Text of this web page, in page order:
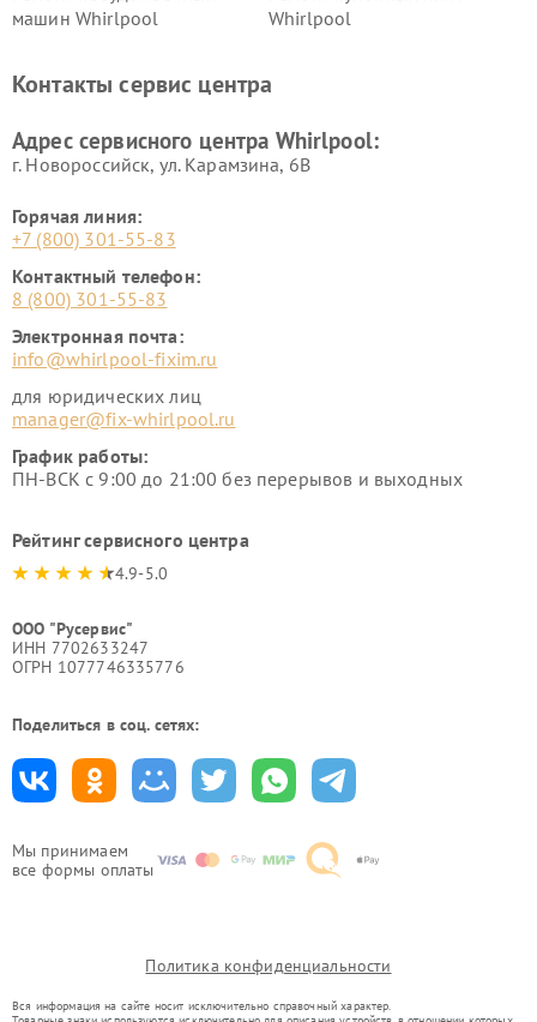
Мы принимаем
все формы оплаты
машин Whirlpool
Whirlpool
Контакты сервис центра
Адрес сервисного центра Whirlpool:
г. Новороссийск, ул. Карамзина, 6В
Горячая линия:
+7 (800) 301-55-83
Контактный телефон:
8 (800) 301-55-83
Электронная почта:
info@whirlpool-fixim.ru
для юридических лиц
manager@fix-whirlpool.ru
График работы:
ПН-ВСК с 9:00 до 21:00 без перерывов и выходных
Рейтинг сервисного центра
4.9-5.0
ООО "Русервис"
ИНН 7702633247
ОГРН 1077746335776
Поделиться в соц. сетях:
Политика конфиденциальности
Вся информация на сайте носит исключительно справочный характер.